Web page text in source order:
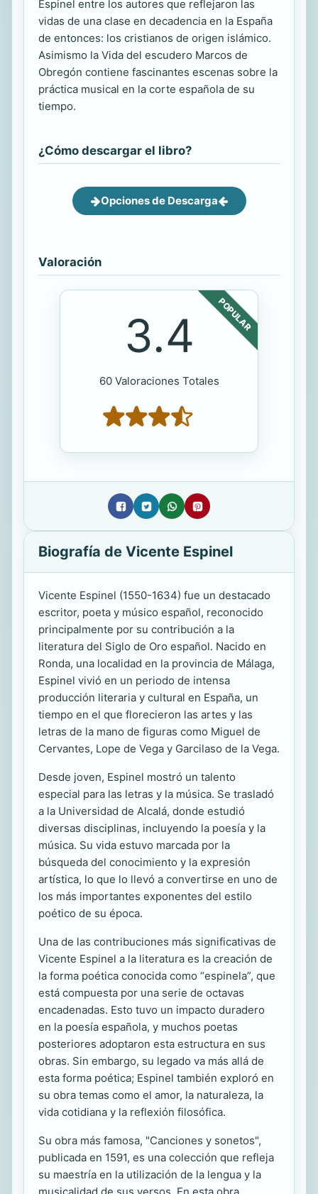
Espinel entre los autores que reflejaron las
vidas de una clase en decadencia en la España
de entonces: los cristianos de origen islámico.
Asimismo la Vida del escudero Marcos de
Obregón contiene fascinantes escenas sobre la
práctica musical en la corte española de su
tiempo.
¿Cómo descargar el libro?
Opciones de Descarga
Valoración
POPULAR
3.4
60 Valoraciones Totales
Biografía de Vicente Espinel
Vicente Espinel (1550-1634) fue un destacado
escritor, poeta y músico español, reconocido
principalmente por su contribución a la
literatura del Siglo de Oro español. Nacido en
Ronda, una localidad en la provincia de Málaga,
Espinel vivió en un periodo de intensa
producción literaria y cultural en España, un
tiempo en el que florecieron las artes y las
letras de la mano de figuras como Miguel de
Cervantes, Lope de Vega y Garcilaso de la Vega.
Desde joven, Espinel mostró un talento
especial para las letras y la música. Se trasladó
a la Universidad de Alcalá, donde estudió
diversas disciplinas, incluyendo la poesía y la
música. Su vida estuvo marcada por la
búsqueda del conocimiento y la expresión
artística, lo que lo llevó a convertirse en uno de
los más importantes exponentes del estilo
poético de su época.
Una de las contribuciones más significativas de
Vicente Espinel a la literatura es la creación de
la forma poética conocida como “espinela”, que
está compuesta por una serie de octavas
encadenadas. Esto tuvo un impacto duradero
en la poesía española, y muchos poetas
posteriores adoptaron esta estructura en sus
obras. Sin embargo, su legado va más allá de
esta forma poética; Espinel también exploró en
su obra temas como el amor, la naturaleza, la
vida cotidiana y la reflexión filosófica.
Su obra más famosa, "Canciones y sonetos",
publicada en 1591, es una colección que refleja
su maestría en la utilización de la lengua y la